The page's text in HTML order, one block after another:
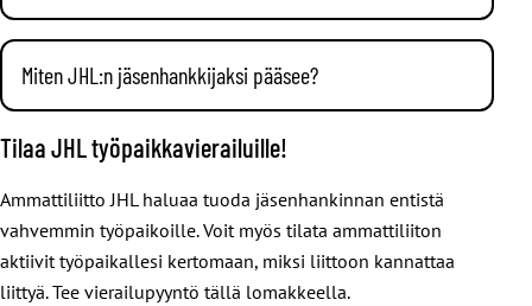
Miten suosittelu tapahtuu?
Jotta voimme palkita sinut, tulee kaverisi
liittymislomakkeessa olla sinun jäsennumerosi.
Jäsennumerosi löydät jäsenkortistasi tai kirjautumalla
henkilötiedot.
Muista pyytää kaveriasi lisäämään jäsennumerosi
liittymislomakkeelle.
Miten JHL:n jäsenhankkijaksi pääsee?
milloin vain, meille ei tarvitse erikseen ilmoittaa. Voit
työtoverille, sukulaiselle, naapurille tai muulle tutulle.
Tilaa JHL työpaikkavierailuille!
Ammattiliitto JHL haluaa tuoda jäsenhankinnan entistä
vahvemmin työpaikoille. Voit myös tilata ammattiliiton
aktiivit työpaikallesi kertomaan, miksi liittoon kannattaa
liittyä. Tee vierailupyyntö tällä lomakkeella.